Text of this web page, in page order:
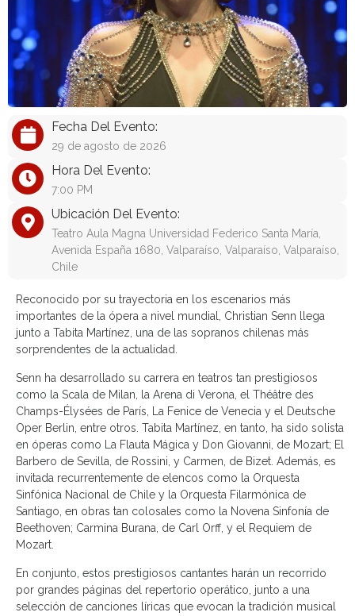
Fecha Del Evento:
29 de agosto de 2026
Hora Del Evento:
7:00 PM
Ubicación Del Evento:
Teatro Aula Magna Universidad Federico Santa María,
Avenida España 1680, Valparaíso, Valparaíso, Valparaíso,
Chile
Reconocido por su trayectoria en los escenarios más
importantes de la ópera a nivel mundial, Christian Senn llega
junto a Tabita Martínez, una de las sopranos chilenas más
sorprendentes de la actualidad.
Senn ha desarrollado su carrera en teatros tan prestigiosos
como la Scala de Milan, la Arena di Verona, el Théâtre des
Champs-Élysées de París, La Fenice de Venecia y el Deutsche
Oper Berlin, entre otros. Tabita Martínez, en tanto, ha sido solista
en óperas como La Flauta Mágica y Don Giovanni, de Mozart; El
Barbero de Sevilla, de Rossini, y Carmen, de Bizet. Además, es
invitada recurrentemente de elencos como la Orquesta
Sinfónica Nacional de Chile y la Orquesta Filarmónica de
Santiago, en obras tan colosales como la Novena Sinfonía de
Beethoven; Carmina Burana, de Carl Orff, y el Requiem de
Mozart.
En conjunto, estos prestigiosos cantantes harán un recorrido
por grandes páginas del repertorio operático, junto a una
selección de canciones líricas que evocan la tradición musical